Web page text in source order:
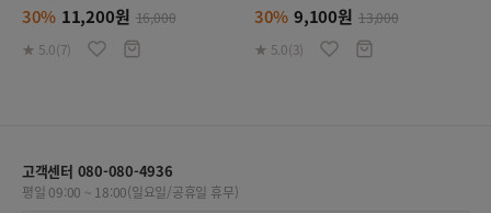
30% 11,200원 16,000
★ 5.0(7)
30% 9,100원 13,000
★ 5.0(3)
고객센터 080-080-4936
평일 09:00 ~ 18:00(일요일/공휴일 휴무)